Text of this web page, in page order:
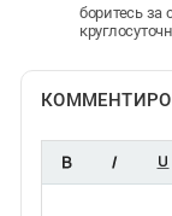
боритесь за